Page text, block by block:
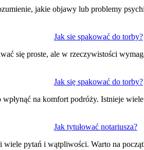
jakie objawy lub problemy
Jak sie spakować do torby?
się proste, ale w rzeczywistości
Jak się spakować do torby?
wpłynąć na komfort podróży. Istnieje
Jak tytułować notariusza?
wiele pytań i wątpliwości. Warto na